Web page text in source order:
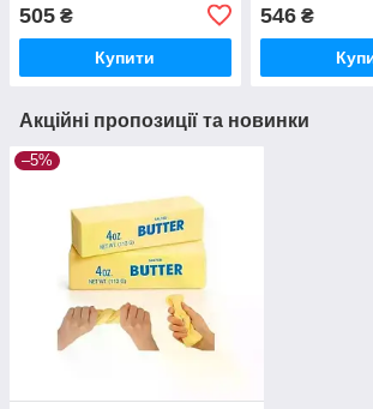
505 ₴
Купити
546₴
Акційні пропозиції та новинки
–5%